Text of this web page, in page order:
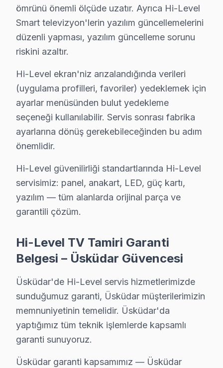
• Kapasitör değişimi (anakart): ₺250 – ₺600
Üsküdar fiyat politikamız — Üsküdar servisimizde
• Üsküdar'de ücretsiz arıza teşhisi (onarım yapılırsa)
• Üsküdar servisimizde parça ve işçilik fiyatları ayrı
• Üsküdar'de kapıda nakit veya kredi kartı ile ödeme
• Taksit seçeneği mevcuttur
Not: Üsküdar'de nihai fiyat, arıza teşhisinden sonra
Üsküdar Hi-Level TV Arızaları –
Hi-Level televizyon paneli'nizde yaşadığınız arıza,
Hi-Level televizyon'lerde en çok müdahale ettiğimiz
• Panel ve Ekran: OLED yanması, LCD şeriti, piksel
• Elektronik Kartlar: Anakart, T-Con, güç kartı, tuner
• Arka Aydınlatma: LED bar değişimi, inverter tamiri,
• Bağlantı: HDMI/USB port arızası, Bluetooth ve Wi-
• Kapasitör ve SMD: Şişmiş kapasitör değişimi, smd
Üsküdar'de Hi-Level ekran tamiri için ücretsiz arıza
Üsküdar'de Hi-Level Orijinal Parça – 2 Yıl
Üsküdar Hi-Level Servis – 30 Dakikada
Hi-Level akıllı TV'niz bozulduğunda saatler içinde
Neden bu kadar hızlıyız?
ömrünü önemli ölçüde uzatır. Ayrıca Hi-Level
Smart televizyon'lerin yazılım güncellemelerini
düzenli yapması, yazılım güncelleme sorunu
riskini azaltır.
Hi-Level ekran'niz arızalandığında verileri
(uygulama profilleri, favoriler) yedeklemek için
ayarlar menüsünden bulut yedekleme
seçeneği kullanılabilir. Servis sonrası fabrika
ayarlarına dönüş gerekebileceğinden bu adım
önemlidir.
Hi-Level güvenilirliği standartlarında Hi-Level
servisimiz: panel, anakart, LED, güç kartı,
yazılım — tüm alanlarda orijinal parça ve
garantili çözüm.
Hi-Level TV Tamiri Garanti
Belgesi – Üsküdar Güvencesi
Üsküdar'de Hi-Level servis hizmetlerimizde
sunduğumuz garanti, Üsküdar müşterilerimizin
memnuniyetinin temelidir. Üsküdar'da
yaptığımız tüm teknik işlemlerde kapsamlı
garanti sunuyoruz.
Üsküdar garanti kapsamımız — Üsküdar